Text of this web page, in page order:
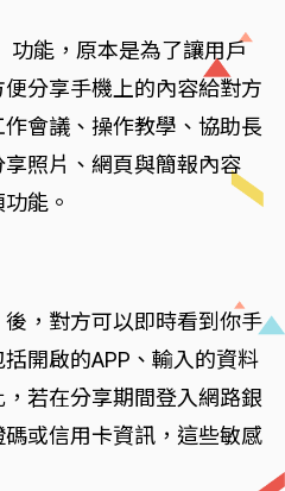
功能，原本是為了讓用戶
分享手機上的內容給對方
會議、操作教學、協助長
照片、網頁與簡報內容
能。
，對方可以即時看到你手
開啟的APP、輸入的資料
若在分享期間登入網路銀
或信用卡資訊，這些敏感